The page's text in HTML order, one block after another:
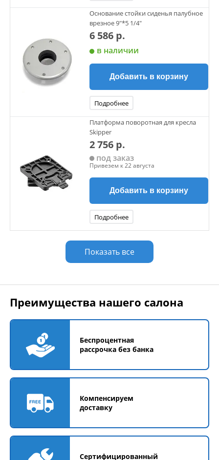
Основание стойки сиденья палубное
врезное 9"*5 1/4"
6 586 р.
в наличии
Добавить в корзину
Подробнее
Платформа поворотная для кресла
Skipper
2 756 р.
под заказ
Привезем к 22 августа
Добавить в корзину
Подробнее
Показать все
Преимущества нашего салона
Беспроцентная
рассрочка без банка
Компенсируем
доставку
Сертифицированный